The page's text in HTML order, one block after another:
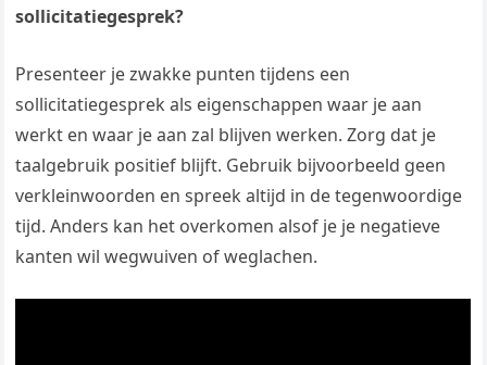
sollicitatiegesprek?
Presenteer je zwakke punten tijdens een
sollicitatiegesprek als eigenschappen waar je aan
werkt en waar je aan zal blijven werken. Zorg dat je
taalgebruik positief blijft. Gebruik bijvoorbeeld geen
verkleinwoorden en spreek altijd in de tegenwoordige
tijd. Anders kan het overkomen alsof je je negatieve
kanten wil wegwuiven of weglachen.